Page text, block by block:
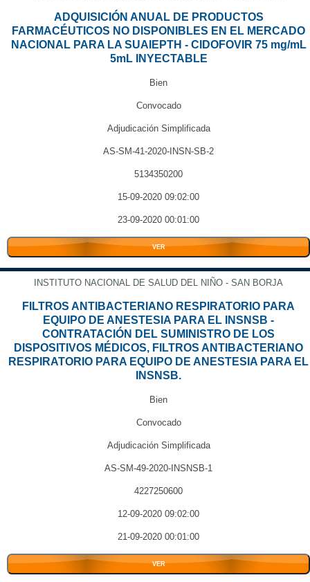
ADQUISICIÓN ANUAL DE PRODUCTOS
FARMACÉUTICOS NO DISPONIBLES EN EL MERCADO
NACIONAL PARA LA SUAIEPTH - CIDOFOVIR 75 mg/mL
5mL INYECTABLE
Bien
Convocado
Adjudicación Simplificada
AS-SM-41-2020-INSN-SB-2
5134350200
15-09-2020 09:02:00
23-09-2020 00:01:00
VER
INSTITUTO NACIONAL DE SALUD DEL NIÑO - SAN BORJA
FILTROS ANTIBACTERIANO RESPIRATORIO PARA
EQUIPO DE ANESTESIA PARA EL INSNSB -
CONTRATACIÓN DEL SUMINISTRO DE LOS
DISPOSITIVOS MÉDICOS, FILTROS ANTIBACTERIANO
RESPIRATORIO PARA EQUIPO DE ANESTESIA PARA EL
INSNSB.
Bien
Convocado
Adjudicación Simplificada
AS-SM-49-2020-INSNSB-1
4227250600
12-09-2020 09:02:00
21-09-2020 00:01:00
VER